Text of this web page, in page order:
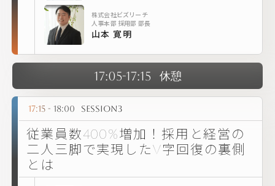
株式会社ビズリーチ
人事本部 採用部 部長
山本 寛明
17:05-17:15 休憩
17:15 - 18:00 Session3
従業員数400%増加！採用と経営の
二人三脚で実現したV字回復の裏側
とは